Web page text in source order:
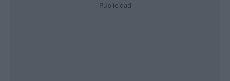
Publicidad